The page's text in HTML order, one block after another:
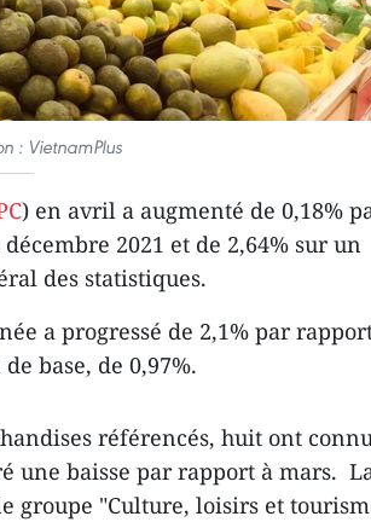
: VietnamPlus
) en avril a augmenté de 0,18%
2021 et de 2,64% sur un
des statistiques.
a progressé de 2,1% par
base, de 0,97%.
référencés, huit ont
une baisse par rapport à mars.
groupe "Culture, loisirs et